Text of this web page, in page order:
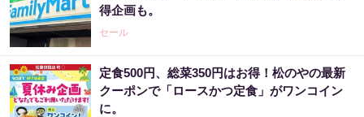
得企画も。
セール
定食500円、総菜350円はお得！松のやの最新
クーポンで「ロースかつ定食」がワンコイン
に。